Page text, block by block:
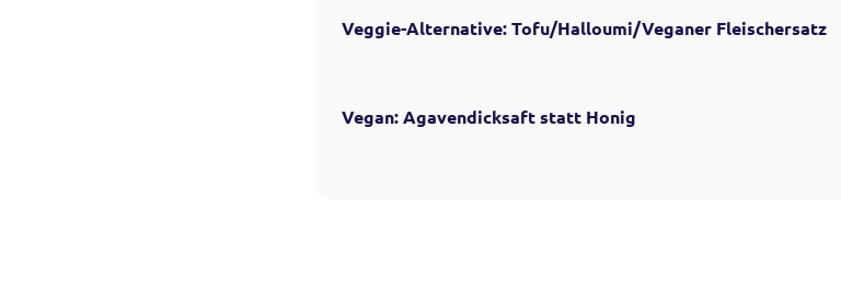
Veggie-Alternative: Tofu/Halloumi/Veganer Fleischersatz
Vegan: Agavendicksaft statt Honig